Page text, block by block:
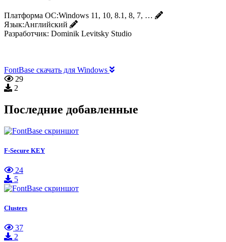
Платформа ОС:Windows 11, 10, 8.1, 8, 7, …
Язык:Английский
Разработчик: Dominik Levitsky Studio
FontBase скачать для Windows
29
2
Последние добавленные
F-Secure KEY
24
5
Clusters
37
2